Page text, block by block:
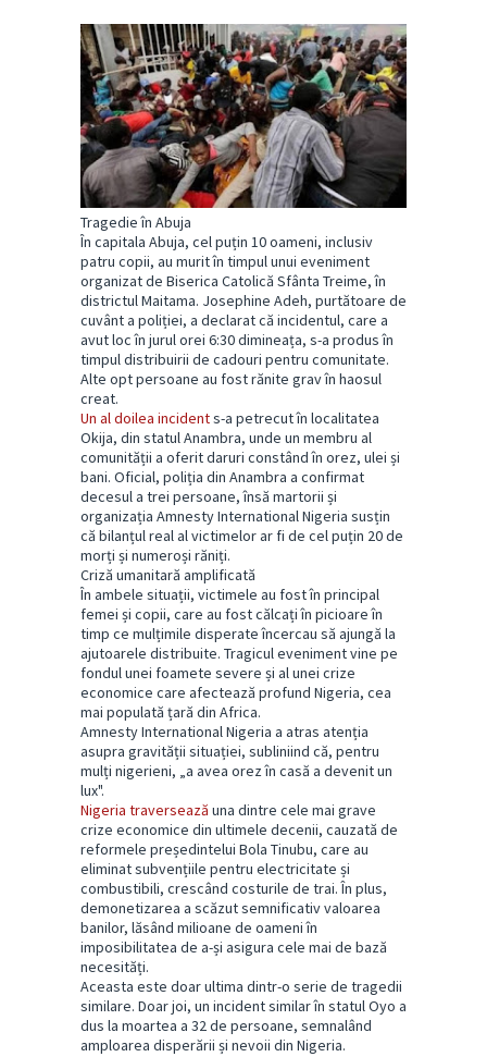
Tragedie în Abuja
În capitala Abuja, cel puțin 10 oameni, inclusiv
patru copii, au murit în timpul unui eveniment
organizat de Biserica Catolică Sfânta Treime, în
districtul Maitama. Josephine Adeh, purtătoare de
cuvânt a poliției, a declarat că incidentul, care a
avut loc în jurul orei 6:30 dimineața, s-a produs în
timpul distribuirii de cadouri pentru comunitate.
Alte opt persoane au fost rănite grav în haosul
creat.
Un al doilea incidents-a petrecut în localitatea
Okija, din statul Anambra, unde un membru al
comunității a oferit daruri constând în orez, ulei și
bani. Oficial, poliția din Anambra a confirmat
decesul a trei persoane, însă martorii și
organizația Amnesty International Nigeria susțin
că bilanțul real al victimelor ar fi de cel puțin 20 de
morți și numeroși răniți.
Criză umanitară amplificată
În ambele situații, victimele au fost în principal
femei și copii, care au fost călcați în picioare în
timp ce mulțimile disperate încercau să ajungă la
ajutoarele distribuite. Tragicul eveniment vine pe
fondul unei foamete severe și al unei crize
economice care afectează profund Nigeria, cea
mai populată țară din Africa.
Amnesty International Nigeria a atras atenția
asupra gravității situației, subliniind că, pentru
mulți nigerieni, „a avea orez în casă a devenit un
lux".
Nigeria traversează una dintre cele mai grave
crize economice din ultimele decenii, cauzată de
reformele președintelui Bola Tinubu, care au
eliminat subvențiile pentru electricitate și
combustibili, crescând costurile de trai. În plus,
demonetizarea a scăzut semnificativ valoarea
banilor, lăsând milioane de oameni în
imposibilitatea de a-și asigura cele mai de bază
necesități.
Aceasta este doar ultima dintr-o serie de tragedii
similare. Doar joi, un incident similar în statul Oyo a
dus la moartea a 32 de persoane, semnalând
amploarea disperării și nevoii din Nigeria.